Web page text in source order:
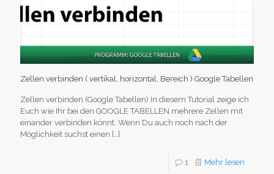
Zellen verbinden ( vertikal, horizontal, Bereich ) Google Tabellen
Zellen verbinden (Google Tabellen) In diesem Tutorial zeige ich
Euch wie Ihr bei den GOOGLE TABELLEN mehrere Zellen mit
einander verbinden könnt. Wenn Du auch noch nach der
Möglichkeit suchst einen […]
1 Mehr lesen